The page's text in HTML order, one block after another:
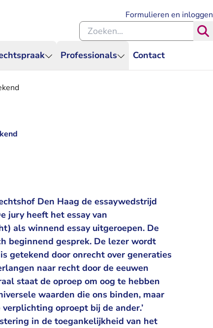
Professionals Contact
Formulieren en inloggen
Zoeken binnen de Rechtspraak
Den Haag de essaywedstrijd
jury heeft het essay van
als winnend essay uitgeroepen. De
beginnend gesprek. De lezer wordt
getekend door onrecht over generaties
naar recht door de eeuwen
staat de oproep om oog te hebben
waarden die ons binden, maar
oproept bij de ander.’
in de toegankelijkheid van het